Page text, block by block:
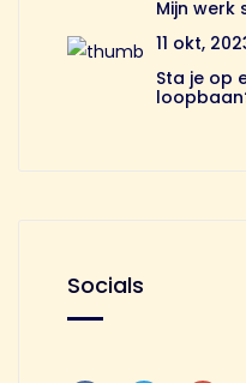
Mijn werk
11 okt,
Sta je op
Socials